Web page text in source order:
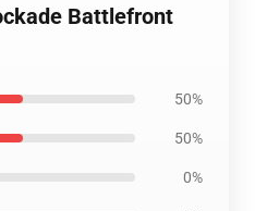
Battlefront
50%
50%
0%